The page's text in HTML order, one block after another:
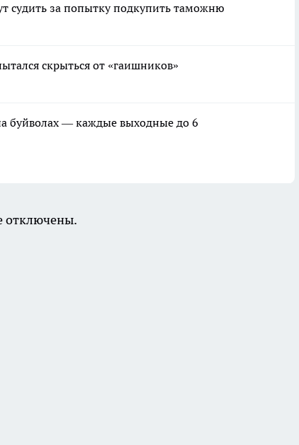
судить за попытку подкупить таможню
скрыться от «гаишников»
буйволах — каждые выходные до 6
отключены.